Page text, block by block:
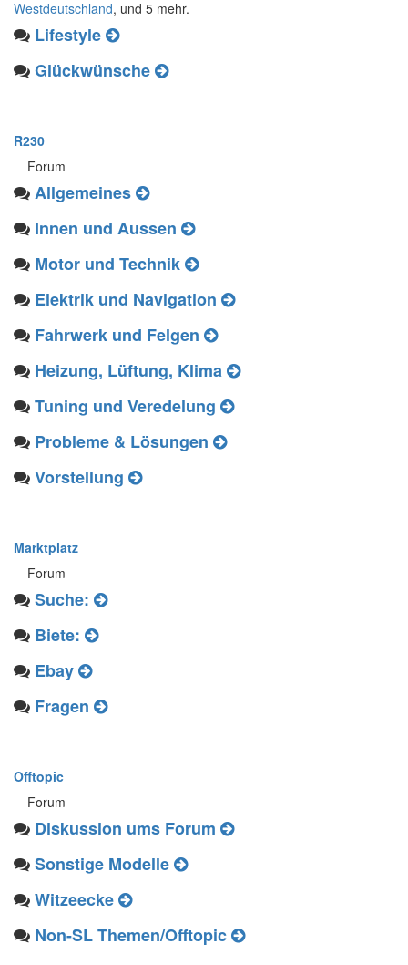
Westdeutschland, und 5 mehr.
Lifestyle
Glückwünsche
R230
Forum
Allgemeines
Innen und Aussen
Motor und Technik
Elektrik und Navigation
Fahrwerk und Felgen
Heizung, Lüftung, Klima
Tuning und Veredelung
Probleme & Lösungen
Vorstellung
Marktplatz
Forum
Suche:
Biete:
Ebay
Fragen
Offtopic
Forum
Diskussion ums Forum
Sonstige Modelle
Witzeecke
Non-SL Themen/Offtopic